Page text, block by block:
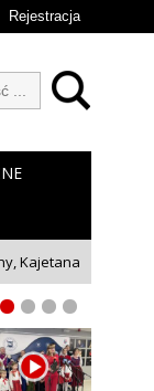
Rejestracja
Kajetana